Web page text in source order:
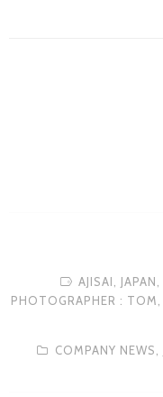
AJISAI, JAPAN,
PHOTOGRAPHER : TOM,
COMPANY NEWS,